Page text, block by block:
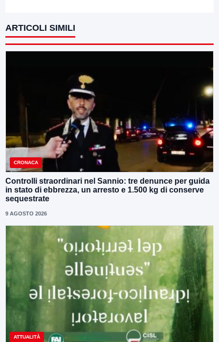
ARTICOLI SIMILI
CRONACA
Controlli straordinari nel Sannio: tre denunce per guida
in stato di ebbrezza, un arresto e 1.500 kg di conserve
sequestrate
9 AGOSTO 2026
ATTUALITÀ